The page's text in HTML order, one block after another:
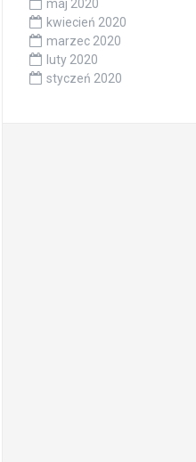
maj 2020
kwiecień 2020
marzec 2020
luty 2020
styczeń 2020